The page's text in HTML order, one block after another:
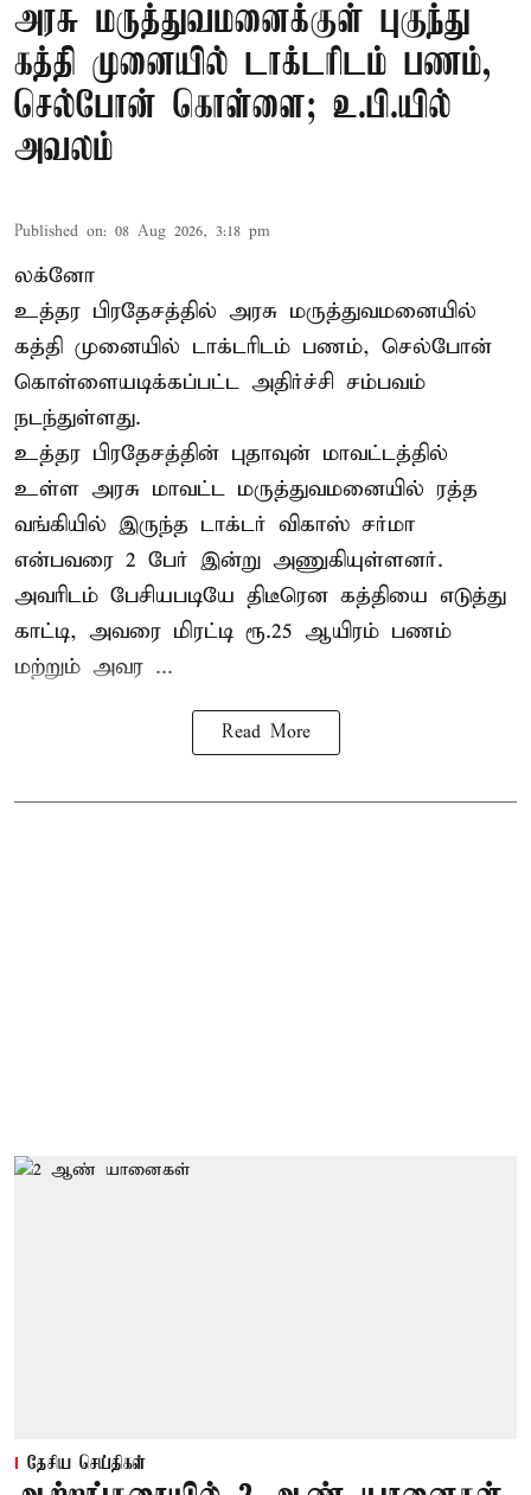
அரசு மருத்துவமனைக்குள் புகுந்து
கத்தி முனையில் டாக்டரிடம் பணம்,
செல்போன் கொள்ளை; உ.பி.யில்
அவலம்
Published on: 08 Aug 2026, 3:18 pm
லக்னோ
உத்தர பிரதேசத்தில் அரசு மருத்துவமனையில்
கத்தி முனையில் டாக்டரிடம் பணம், செல்போன்
கொள்ளையடிக்கப்பட்ட அதிர்ச்சி சம்பவம்
நடந்துள்ளது.
உத்தர பிரதேசத்தின் புதாவுன் மாவட்டத்தில்
உள்ள அரசு மாவட்ட மருத்துவமனையில் ரத்த
வங்கியில் இருந்த டாக்டர் விகாஸ் சர்மா
என்பவரை 2 பேர் இன்று அணுகியுள்ளனர்.
அவரிடம் பேசியபடியே திடீரென கத்தியை எடுத்து
காட்டி, அவரை மிரட்டி ரூ.25 ஆயிரம் பணம்
மற்றும் அவர ...
Read More
தேசிய செய்திகள்